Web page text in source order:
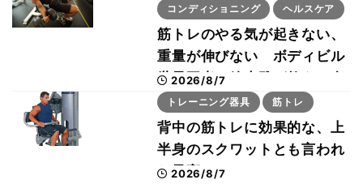
コンディショニング ヘルスケア
筋トレのやる気が起きない、
重量が伸びない ボディビル
世界王者・鈴木雅が教える食
事・睡眠・呼吸の整え方
2026/8/7
トレーニング器具 筋トレ
背中の筋トレに効果的な、上
半身のスクワットとも言われ
た最高マシン“ノーチラス・
2026/8/7